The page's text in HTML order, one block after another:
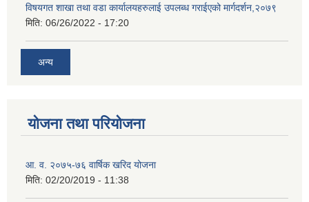
विषयगत शाखा तथा वडा कार्यालयहरुलाई उपलब्ध गराईएको मार्गदर्शन,२०७९
मिति: 06/26/2022 - 17:20
अन्य
योजना तथा परियोजना
आ. व. २०७५-७६ वार्षिक खरिद योजना
मिति: 02/20/2019 - 11:38